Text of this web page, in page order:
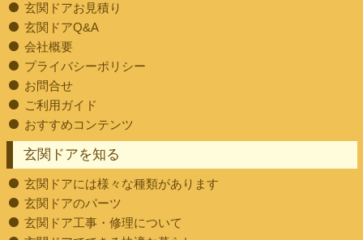
玄関ドアお見積り
玄関ドアQ&A
会社概要
プライバシーポリシー
お問合せ
ご利用ガイド
おすすめコンテンツ
玄関ドアを知る
玄関ドアには様々な種類があります
玄関ドアのパーツ
玄関ドア工事・修理について